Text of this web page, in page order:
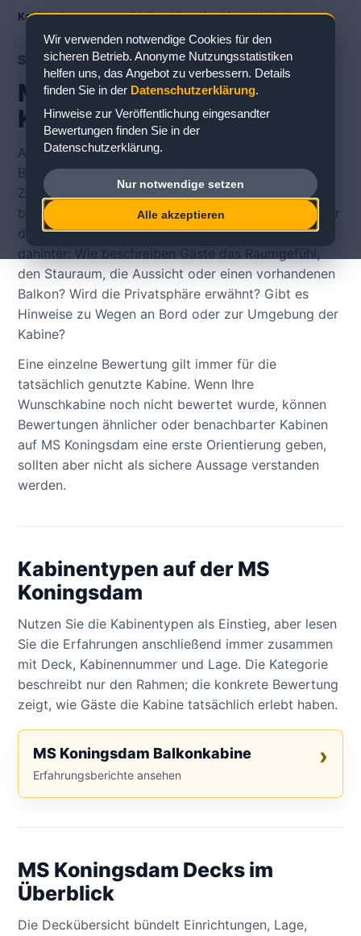
Kabinenbewertungen/Holland America Line/MS Koningsdam
SCHIFFS- UND DECKÜBERSICHT
MS Koningsdam Decks &
Kabinenbewertungen
Auf der Schiffsseite zu MS Koningsdam können Sie
Bewertungen zu konkreten Kabinen im
Zusammenhang mit Deck, Kabinentyp und Lage
betrachten. Für die Kabinenwahl ist wichtig, nicht nur
die Kategorie zu lesen, sondern die Erfahrung
dahinter: Wie beschreiben Gäste das Raumgefühl,
den Stauraum, die Aussicht oder einen vorhandenen
Balkon? Wird die Privatsphäre erwähnt? Gibt es
Hinweise zu Wegen an Bord oder zur Umgebung der
Kabine?
Eine einzelne Bewertung gilt immer für die
tatsächlich genutzte Kabine. Wenn Ihre
Wunschkabine noch nicht bewertet wurde, können
Bewertungen ähnlicher oder benachbarter Kabinen
auf MS Koningsdam eine erste Orientierung geben,
sollten aber nicht als sichere Aussage verstanden
werden.
Kabinentypen auf der MS
Koningsdam
Nutzen Sie die Kabinentypen als Einstieg, aber lesen
Sie die Erfahrungen anschließend immer zusammen
mit Deck, Kabinennummer und Lage. Die Kategorie
beschreibt nur den Rahmen; die konkrete Bewertung
zeigt, wie Gäste die Kabine tatsächlich erlebt haben.
MS Koningsdam Balkonkabine
Erfahrungsberichte ansehen
MS Koningsdam Decks im
Überblick
Die Deckübersicht bündelt Einrichtungen, Lage,
Wir verwenden notwendige Cookies für den
sicheren Betrieb. Anonyme Nutzungsstatistiken
helfen uns, das Angebot zu verbessern. Details
finden Sie in der Datenschutzerklärung.
Hinweise zur Veröffentlichung eingesandter
Bewertungen finden Sie in der
Datenschutzerklärung.
Nur notwendige setzen
Alle akzeptieren